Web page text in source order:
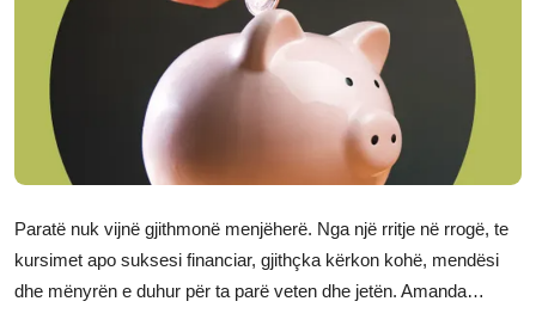
JETA
Gallery
Paratë nuk vijnë gjithmonë menjëherë. Nga një rritje në rrogë, te
kursimet apo suksesi financiar, gjithçka kërkon kohë, mendësi
dhe mënyrën e duhur për ta parë veten dhe jetën. Amanda…